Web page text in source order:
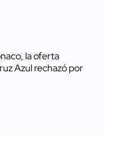
la oferta
Azul rechazó por